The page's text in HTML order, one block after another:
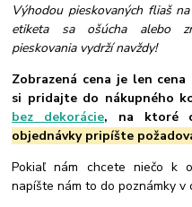
Výhodou pieskovaných fliaš
etiketa sa ošúcha alebo
pieskovania vydrží navždy!
Zobrazená cena je len
si pridajte do nákupného
bez dekorácie, na ktoré
objednávky pripíšte
Pokiaľ nám chcete niečo k
napíšte nám to do poznámky v